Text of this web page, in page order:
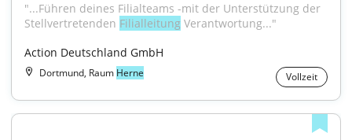
"...Führen deines Filialteams -mit der Unterstützung der
Stellvertretenden Filialleitung Verantwortung..."
Action Deutschland GmbH
Dortmund, Raum Herne Vollzeit